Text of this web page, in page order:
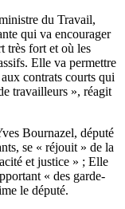
du Travail,
qui va encourager
très fort et où les
Elle va permettre
contrats courts qui
travailleurs », réagit
Bournazel, député
se « réjouit » de la
et justice » ; Elle
« des garde-
le député.